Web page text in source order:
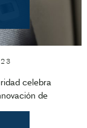
celebra
de